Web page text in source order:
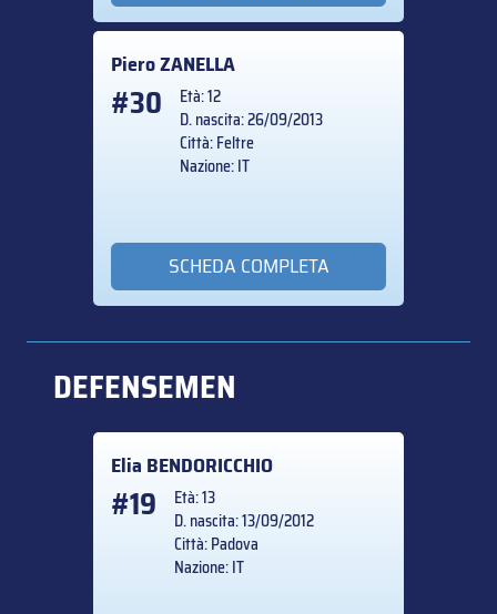
PieroZANELLA
#30
Età: 12
D. nascita: 26/09/2013
Città: Feltre
Nazione: IT
SCHEDA COMPLETA
DEFENSEMEN
Elia BENDORICCHIO
#19
Età: 13
D. nascita: 13/09/2012
Città: Padova
Nazione: IT